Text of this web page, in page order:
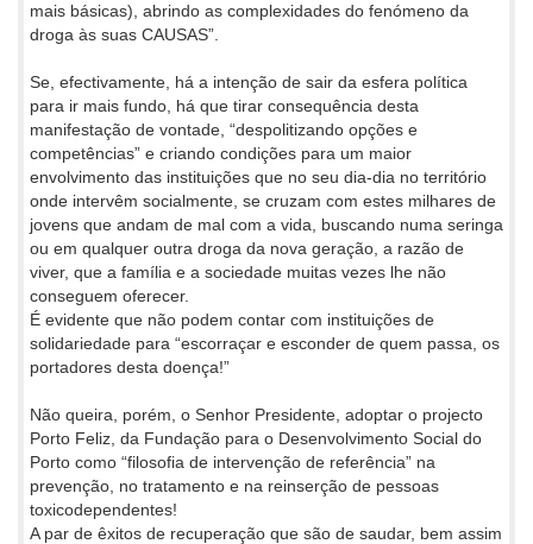
mais básicas), abrindo as complexidades do fenómeno da
droga às suas CAUSAS”.
Se, efectivamente, há a intenção de sair da esfera política
para ir mais fundo, há que tirar consequência desta
manifestação de vontade, “despolitizando opções e
competências” e criando condições para um maior
envolvimento das instituições que no seu dia-dia no território
onde intervêm socialmente, se cruzam com estes milhares de
jovens que andam de mal com a vida, buscando numa seringa
ou em qualquer outra droga da nova geração, a razão de
viver, que a família e a sociedade muitas vezes lhe não
conseguem oferecer.
É evidente que não podem contar com instituições de
solidariedade para “escorraçar e esconder de quem passa, os
portadores desta doença!”
Não queira, porém, o Senhor Presidente, adoptar o projecto
Porto Feliz, da Fundação para o Desenvolvimento Social do
Porto como “filosofia de intervenção de referência” na
prevenção, no tratamento e na reinserção de pessoas
toxicodependentes!
A par de êxitos de recuperação que são de saudar, bem assim